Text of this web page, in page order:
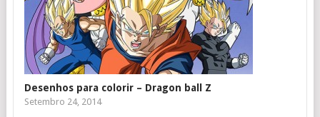
Desenhos para colorir – Dragon ball Z
Setembro 24, 2014